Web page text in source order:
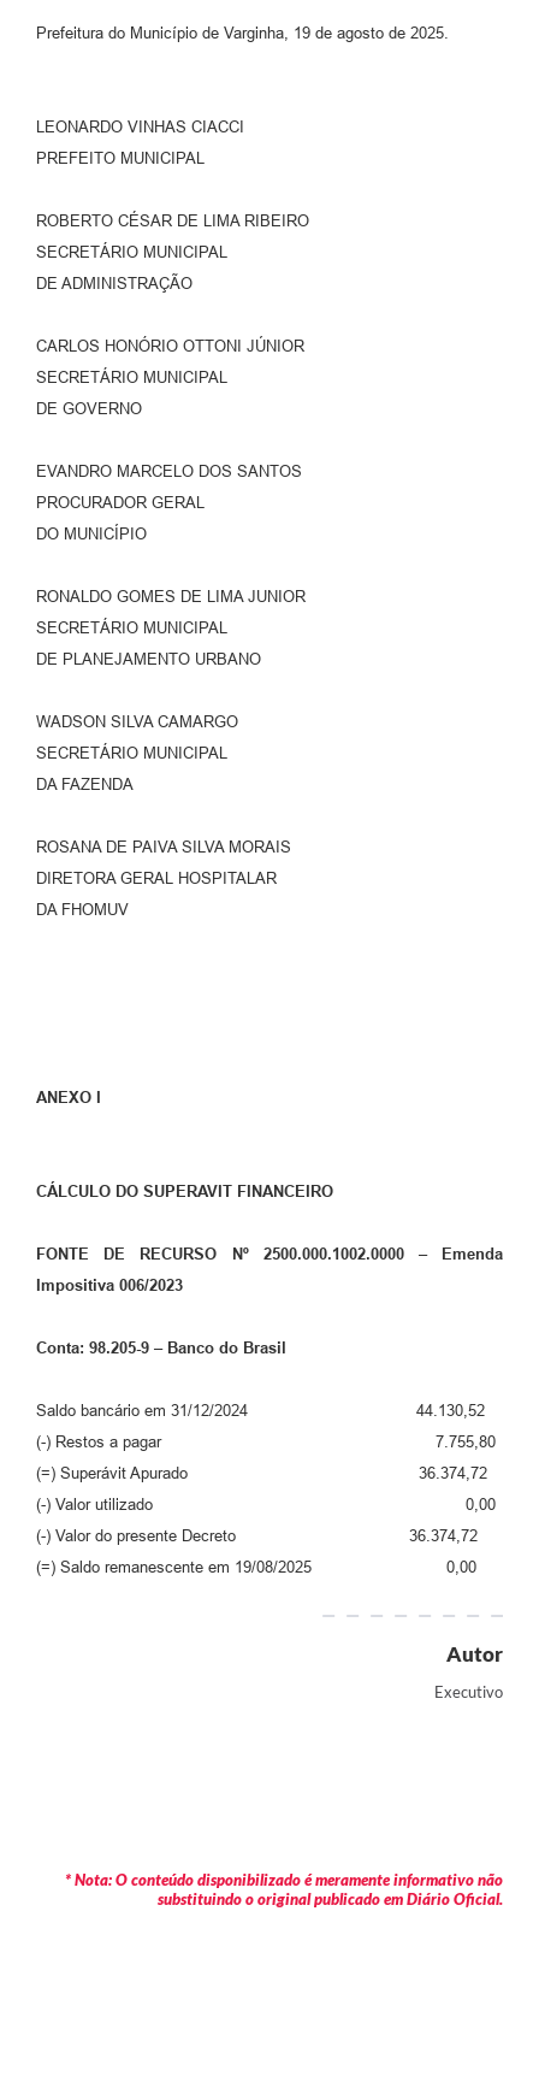
Prefeitura do Município de Varginha, 19 de agosto de 2025.
LEONARDO VINHAS CIACCI
PREFEITO MUNICIPAL
ROBERTO CÉSAR DE LIMA RIBEIRO
SECRETÁRIO MUNICIPAL
DE ADMINISTRAÇÃO
CARLOS HONÓRIO OTTONI JÚNIOR
SECRETÁRIO MUNICIPAL
DE GOVERNO
EVANDRO MARCELO DOS SANTOS
PROCURADOR GERAL
DO MUNICÍPIO
RONALDO GOMES DE LIMA JUNIOR
SECRETÁRIO MUNICIPAL
DE PLANEJAMENTO URBANO
WADSON SILVA CAMARGO
SECRETÁRIO MUNICIPAL
DA FAZENDA
ROSANA DE PAIVA SILVA MORAIS
DIRETORA GERAL HOSPITALAR
DA FHOMUV
ANEXO I
CÁLCULO DO SUPERAVIT FINANCEIRO
FONTE DE RECURSO Nº 2500.000.1002.0000 – Emenda
Impositiva 006/2023
Conta: 98.205-9 – Banco do Brasil
Saldo bancário em 31/12/2024 44.130,52
(-) Restos a pagar 7.755,80
(=) Superávit Apurado 36.374,72
(-) Valor utilizado 0,00
(-) Valor do presente Decreto 36.374,72
(=) Saldo remanescente em 19/08/2025 0,00
Autor
Executivo
* Nota: O conteúdo disponibilizado é meramente informativo não
substituindo o original publicado em Diário Oficial.